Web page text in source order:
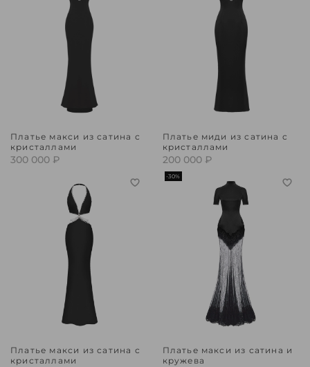
Платье макси из сатина с
кристаллами
300 000 ₽
Платье миди из сатина с
кристаллами
200 000 ₽
Платье макси из сатина с
кристаллами
-30%
Платье макси из сатина и
кружева